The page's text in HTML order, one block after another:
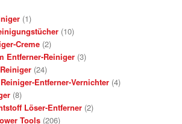
(1)
(10)
Creme (2)
Entferner-Reiniger (3)
(24)
Entferner-Vernichter (4)
(8)
Löser-Entferner (2)
Tools (206)